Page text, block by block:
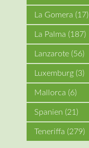
La Gomera (17)
La Palma (187)
Lanzarote (56)
Luxemburg (3)
Mallorca (6)
Spanien (21)
Teneriffa (279)